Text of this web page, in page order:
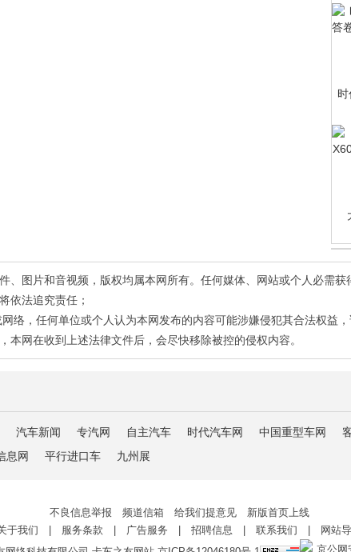
、图片和音视频，版权均属本网所有。任何媒体、网站或个人必需
依法追究责任；
络，任何单位或个人认为本网发布的内容可能涉嫌侵犯其合法权益
本网在收到上述法律文件后，会尽快移除被控的侵权内容。
汽车新闻 专汽网 自主汽车 时代汽车网 中国重型车网
息网
平行进口车 九州展
不良信息举报 频道信箱 给我们提意见 新版首页上线
于我们
服务条款 广告服务 招聘信息 联系我们
网站
京公网